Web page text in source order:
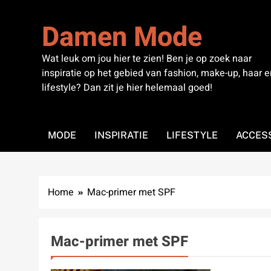
Damen Mode
Wat leuk om jou hier te zien! Ben je op zoek naar
inspiratie op het gebied van fashion, make-up, haar
lifestyle? Dan zit je hier helemaal goed!
MODE INSPIRATIE LIFESTYLE
Home Mac-primer met SPF
Mac-primer met SPF